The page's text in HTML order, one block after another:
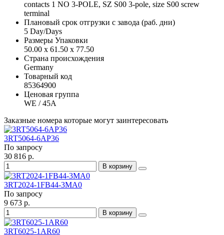
contacts 1 NO 3-POLE, SZ S00 3-pole, size S00 screw
terminal
Плановый срок отгрузки с завода (раб. дни)
5 Day/Days
Размеры Упаковки
50.00 x 61.50 x 77.50
Страна происхождения
Germany
Товарный код
85364900
Ценовая группа
WE / 45A
Заказные номера которые могут заинтересовать
3RT5064-6AP36
По запросу
30 816 р.
В корзину
3RT2024-1FB44-3MA0
По запросу
9 673 р.
В корзину
3RT6025-1AR60